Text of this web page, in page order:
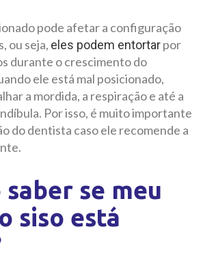
pode afetar a configuração
ou seja, eles podem entortarpor
durante o crescimento do
ele está mal posicionado,
a mordida, a respiração e até a
Por isso, é muito importante
do dentista caso ele recomende a
saber se meu
siso está